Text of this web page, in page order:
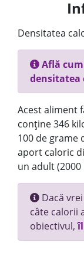
Densitatea
Află
densitatea
Acest aliment
conține 346
100 de grame
aport caloric
un adult (2000
Dacă
câte calorii
obiectivul,